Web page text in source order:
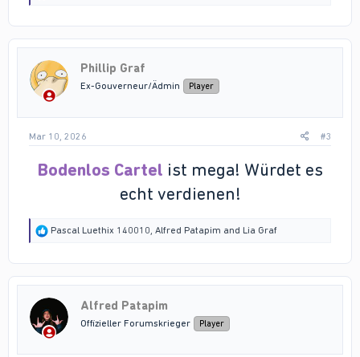
n
s
Phillip Graf
Ex-Gouverneur/Ädmin Player
Mar 10, 2026 #3
Bodenlos Cartel ist mega! Würdet es
echt verdienen!
R
t
n
s
Pascal Luethix 140010 Alfred Patapim and Lia Graf
Alfred Patapim
Offizieller Forumskrieger Player